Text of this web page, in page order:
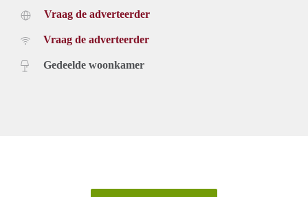
Vraag de adverteerder
Vraag de adverteerder
Gedeelde woonkamer